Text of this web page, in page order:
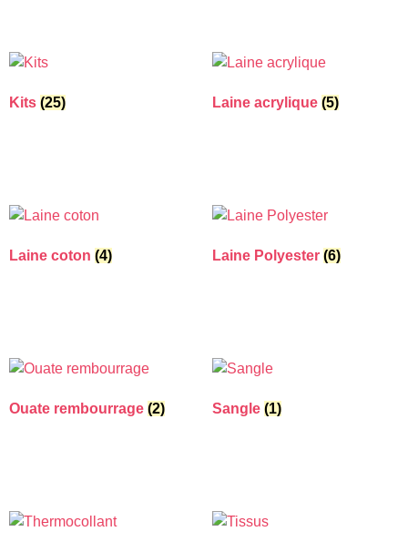
Kits (25) Laine acrylique (5)
Laine coton (4) Laine Polyester (6)
Ouate rembourrage (2) Sangle (1)